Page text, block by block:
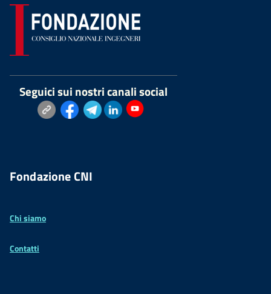
Seguici sui nostri canali social
Fondazione CNI
Chi siamo
Contatti